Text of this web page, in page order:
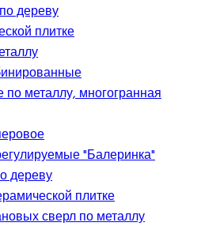
дереву
плитке
металлу, многогранная
"Балеринка"
дереву
плитке
сверл по металлу